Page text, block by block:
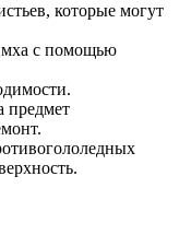
которые могут
мха с помощью
предмет